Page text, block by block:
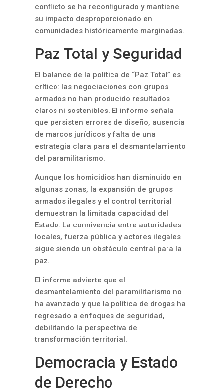
conﬂicto se ha reconﬁgurado y mantiene
su impacto desproporcionado en
comunidades históricamente marginadas.
Paz Total y Seguridad
El balance de la política de “Paz Total” es
crítico: las negociaciones con grupos
armados no han producido resultados
claros ni sostenibles. El informe señala
que persisten errores de diseño, ausencia
de marcos jurídicos y falta de una
estrategia clara para el desmantelamiento
del paramilitarismo.
Aunque los homicidios han disminuido en
algunas zonas, la expansión de grupos
armados ilegales y el control territorial
demuestran la limitada capacidad del
Estado. La connivencia entre autoridades
locales, fuerza pública y actores ilegales
sigue siendo un obstáculo central para la
paz.
El informe advierte que el
desmantelamiento del paramilitarismo no
ha avanzado y que la política de drogas ha
regresado a enfoques de seguridad,
debilitando la perspectiva de
transformación territorial.
Democracia y Estado
de Derecho